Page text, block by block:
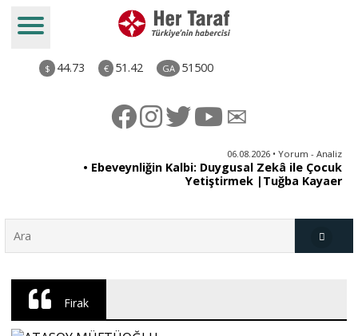
$ 44.73 € 51.42 GA 51500
06.08.2026 • Yorum - Analiz
• Ebeveynliğin Kalbi: Duygusal Zekâ ile Çocuk
Yetiştirmek |Tuğba Kayaer
Firak